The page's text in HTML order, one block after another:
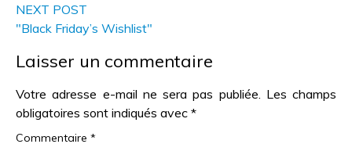
NEXT POST
"Black Friday’s Wishlist"
Laisser un commentaire
Votre adresse e-mail ne sera pas publiée. Les champs
obligatoires sont indiqués avec *
Commentaire *